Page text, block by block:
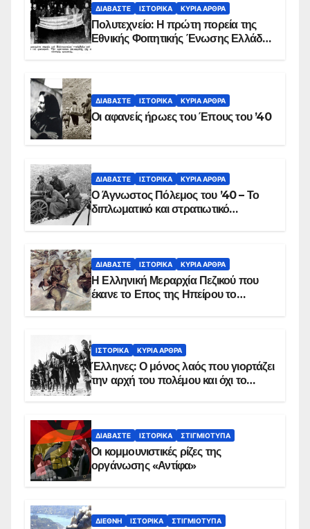
ΔΙΑΒΆΣΤΕ ΙΣΤΟΡΙΚΆ ΚΥΡΙΑ ΑΡΘΡΑ
Πολυτεχνείο: Η πρώτη πορεία της
Εθνικής Φοιτητικής Ένωσης Ελλάδος
ΔΙΑΒΆΣΤΕ ΙΣΤΟΡΙΚΆ ΚΥΡΙΑ ΑΡΘΡΑ
Οι αφανείς ήρωες του Έπους του ’40
ΔΙΑΒΆΣΤΕ ΙΣΤΟΡΙΚΆ ΚΥΡΙΑ ΑΡΘΡΑ
Ο Άγνωστος Πόλεμος του ’40 – Το
διπλωματικό και στρατιωτικό
ΔΙΑΒΆΣΤΕ ΙΣΤΟΡΙΚΆ ΚΥΡΙΑ ΑΡΘΡΑ
Η Ελληνική Μεραρχία Πεζικού που
έκανε το Επος της Ηπείρου το
ΙΣΤΟΡΙΚΆ ΚΥΡΙΑ ΑΡΘΡΑ
Έλληνες: Ο μόνος λαός που γιορτάζει
την αρχή του πολέμου και όχι το
ΔΙΑΒΆΣΤΕ ΙΣΤΟΡΙΚΆ ΣΤΙΓΜΙΌΤΥΠΑ
Οι κομμουνιστικές ρίζες της
οργάνωσης «Αντίφα»
ΔΙΕΘΝΉ ΙΣΤΟΡΙΚΆ ΣΤΙΓΜΙΌΤΥΠΑ